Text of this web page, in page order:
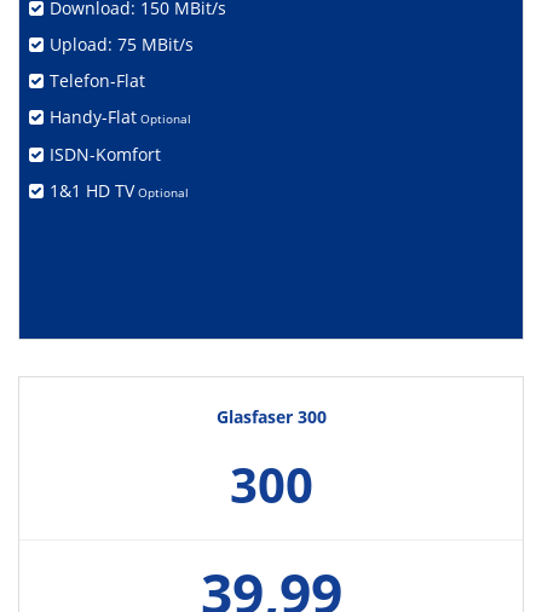
Download: 150 MBit/s
Upload: 75 MBit/s
Telefon-Flat
Handy-Flat Optional
ISDN-Komfort
1&1 HD TV Optional
Glasfaser 300
300
39,99